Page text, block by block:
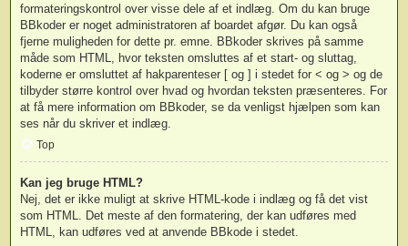
formateringskontrol over visse dele af et indlæg. Om du kan bruge
BBkoder er noget administratoren af boardet afgør. Du kan også
fjerne muligheden for dette pr. emne. BBkoder skrives på samme
måde som HTML, hvor teksten omsluttes af et start- og sluttag,
koderne er omsluttet af hakparenteser [ og ] i stedet for < og > og de
tilbyder større kontrol over hvad og hvordan teksten præsenteres. For
at få mere information om BBkoder, se da venligst hjælpen som kan
ses når du skriver et indlæg.
Top
Kan jeg bruge HTML?
Nej, det er ikke muligt at skrive HTML-kode i indlæg og få det vist
som HTML. Det meste af den formatering, der kan udføres med
HTML, kan udføres ved at anvende BBkode i stedet.